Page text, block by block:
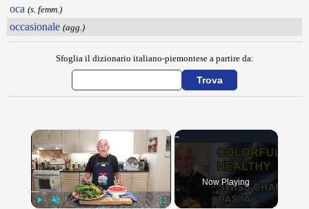
oca (s. femm.)
occasionale (agg.)
Sfoglia il dizionario italiano-piemontese a partire da:
×
Now Playing